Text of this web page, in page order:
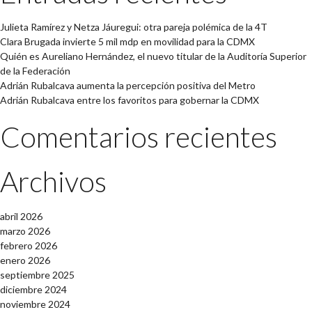
Julieta Ramírez y Netza Jáuregui: otra pareja polémica de la 4T
Clara Brugada invierte 5 mil mdp en movilidad para la CDMX
Quién es Aureliano Hernández, el nuevo titular de la Auditoría Superior
de la Federación
Adrián Rubalcava aumenta la percepción positiva del Metro
Adrián Rubalcava entre los favoritos para gobernar la CDMX
Comentarios recientes
Archivos
abril 2026
marzo 2026
febrero 2026
enero 2026
septiembre 2025
diciembre 2024
noviembre 2024